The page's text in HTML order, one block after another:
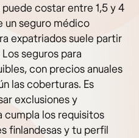
costar entre 1,5 y 4
un seguro médico
expatriados suele partir
seguros para
con precios anuales
las coberturas. Es
exclusiones y
cumpla los requisitos
finlandesas y tu perfil